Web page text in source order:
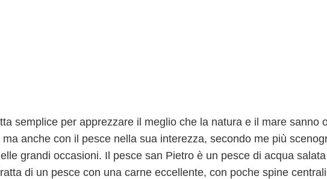
semplice per apprezzare il meglio che la natura e il mare sanno
anche con il pesce nella sua interezza, secondo me più
grandi occasioni. Il pesce san Pietro è un pesce di acqua
di un pesce con una carne eccellente, con poche spine